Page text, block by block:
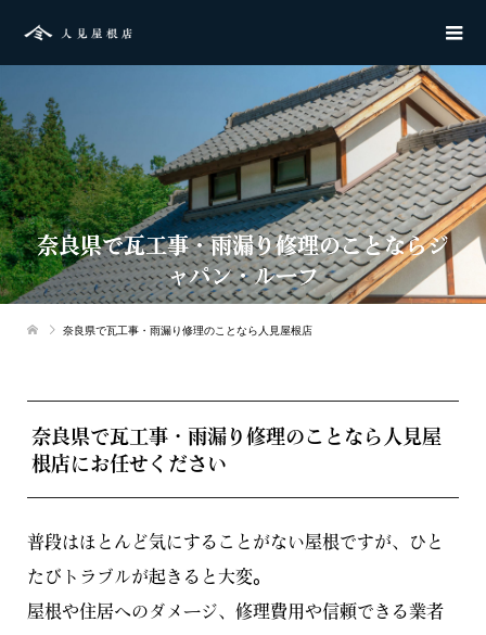
奈良県で瓦工事・雨漏り修理のことならジ
ャパン・ルーフ
奈良県で瓦工事・雨漏り修理のことなら人見屋根店
奈良県で瓦工事・雨漏り修理のことなら人見屋
根店にお任せください
普段はほとんど気にすることがない屋根ですが、ひと
たびトラブルが起きると大変。
屋根や住居へのダメージ、修理費用や信頼できる業者